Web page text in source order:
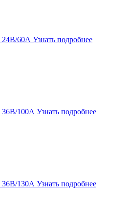
24В/60А Узнать подробнее
36В/100А Узнать подробнее
36В/130А Узнать подробнее